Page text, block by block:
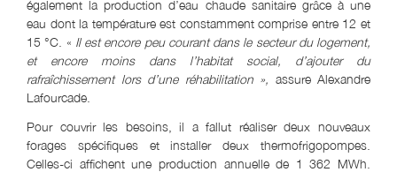
également la production d’eau chaude sanitaire grâce à une
eau dont la température est constamment comprise entre 12 et
15 °C. « Il est encore peu courant dans le secteur du logement,
et encore moins dans l’habitat social, d’ajouter du
rafraîchissement lors d’une réhabilitation », assure Alexandre
Lafourcade.
Pour couvrir les besoins, il a fallut réaliser deux nouveaux
forages spécifiques et installer deux thermofrigopompes.
Celles-ci affichent une production annuelle de 1 362 MWh.